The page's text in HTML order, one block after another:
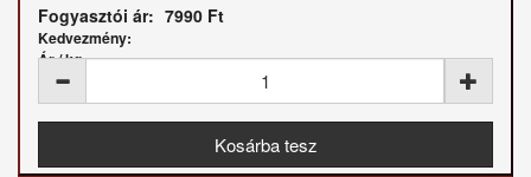
Fogyasztói ár: 7990 Ft
Kedvezmény:
Ár / kg: